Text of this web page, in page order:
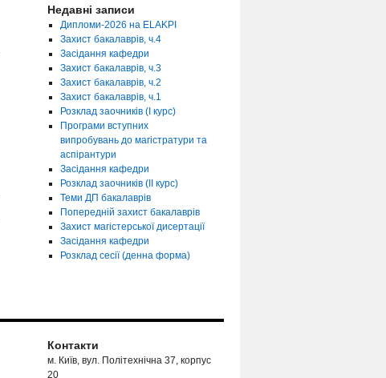
Недавні записи
Дипломи-2026 на ELAKPI
Захист бакалаврів, ч.4
Засідання кафедри
Захист бакалаврів, ч.3
Захист бакалаврів, ч.2
Захист бакалаврів, ч.1
Розклад заочників (І курс)
Програми вступних
випробувань до магістратури та
аспірантури
Засідання кафедри
Розклад заочників (ІІ курс)
Теми ДП бакалаврів
Попередній захист бакалаврів
Захист магістерської дисертації
Засідання кафедри
Розклад сесії (денна форма)
Контакти
м. Київ, вул. Політехнічна 37, корпус
20